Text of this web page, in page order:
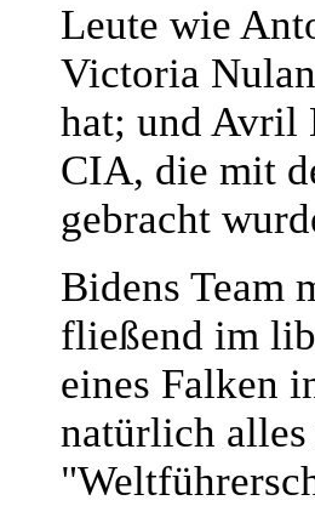
Leute wie
Victoria
hat; und Avril
CIA, die mit
gebracht
Bidens Team
fließend im
eines Falken
natürlich